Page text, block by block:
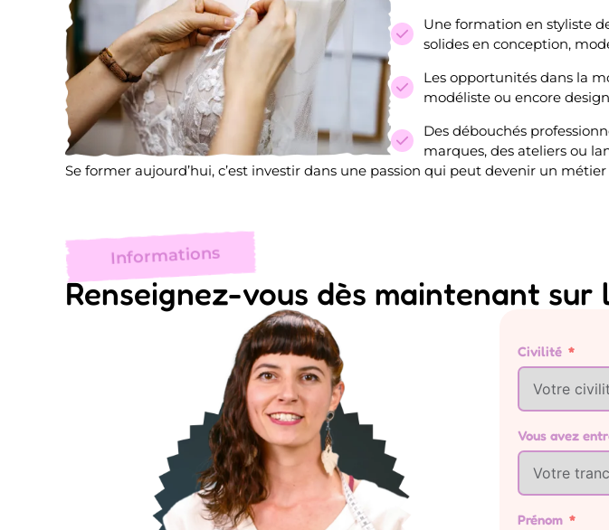
Une formation en styliste
solides en conception,
Les opportunités dans la
modéliste ou encore
Des débouchés
marques, des ateliers ou
Se former aujourd’hui, c’est investir dans une passion qui peut devenir un
Informations
Renseignez-vous dès maintenant sur
Civilité
Vous avez
Prénom